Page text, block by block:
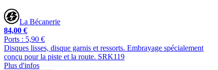
La Bécanerie
84,00 €
Ports : 5,90 €
Disques lisses, disque garnis et ressorts. Embrayage spécialement
conçu pour la piste et la route. SRK119
Plus d'infos